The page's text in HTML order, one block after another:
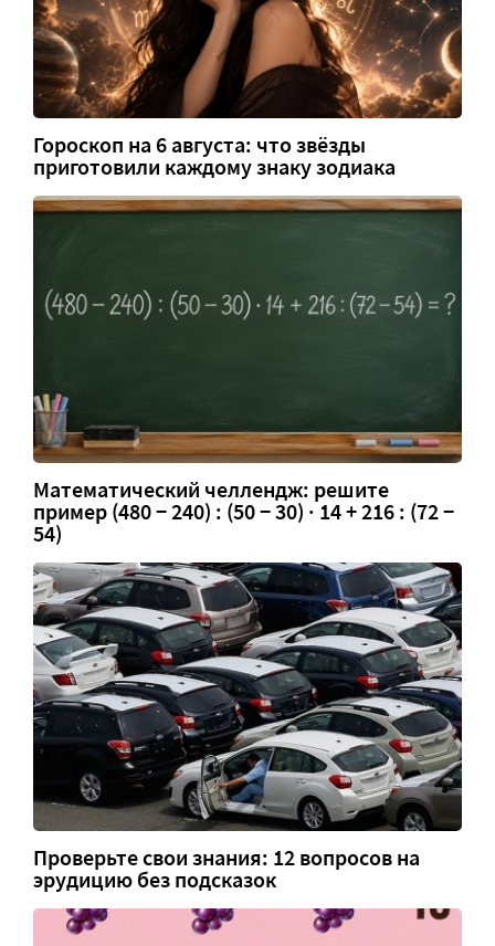
Гороскоп на 6 августа: что звёзды
приготовили каждому знаку зодиака
Математический челлендж: решите
пример (480 − 240) : (50 − 30) · 14 + 216 : (72 −
54)
Проверьте свои знания: 12 вопросов на
эрудицию без подсказок